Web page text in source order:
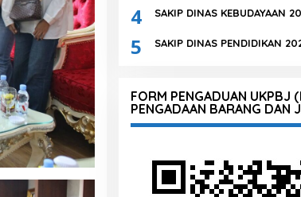
4 SAKIP DINAS KEBUDAYAAN
5 SAKIP DINAS PENDIDIKAN
FORM PENGADUAN UKPBJ
PENGADAAN BARANG DAN